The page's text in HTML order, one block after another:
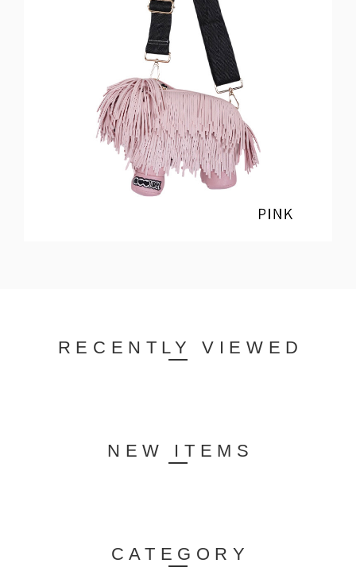
RECENTLY VIEWED
NEW ITEMS
CATEGORY